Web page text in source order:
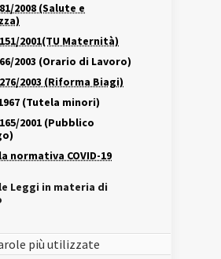
2008 (Salute e
2001(TU Maternità)
2003 (Orario di Lavoro)
2003 (Riforma Biagi)
(Tutela minori)
2001 (Pubblico
normativa COVID-19
Leggi in materia di
più utilizzate